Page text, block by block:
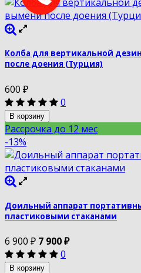
Колба для вертикальной
после доения (Турция)
600 ₽
0
В корзину
Рассрочка до 12 мес
-13%
Доильный аппарат
пластиковыми стаканами
6 900 ₽ 7 900₽
0
В корзину